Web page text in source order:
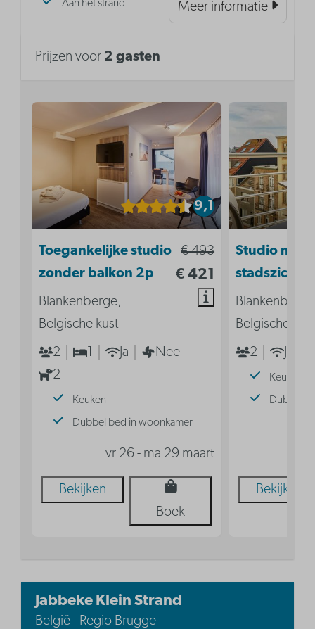
Aan het strand Meer informatie
Prijzen voor 2 gasten
9,1
€ 493
€ 421
Toegankelijke studio
zonder balkon 2p
Blankenberge,
Belgische kust
2
Ja
Nee
2
Keuken
Dubbel bed in woonkamer
vr 26 - ma 29 maart
Bekijken
Boek
Studio met
stadszicht |
Belgische
2
Keuken
Dubbel
Bekijken
Jabbeke Klein Strand
België - Regio Brugge